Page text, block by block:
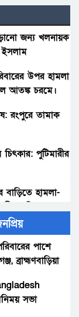
জন্য খলনায়ক
ইসলাম
উপর হামলা
আতঙ্ক চরমে।
রংপুরে তামাক
পুটিমারীর
হামলা-
টিভির চিত্র
পাশে
ব্রাহ্মণবাড়িয়া
সভা